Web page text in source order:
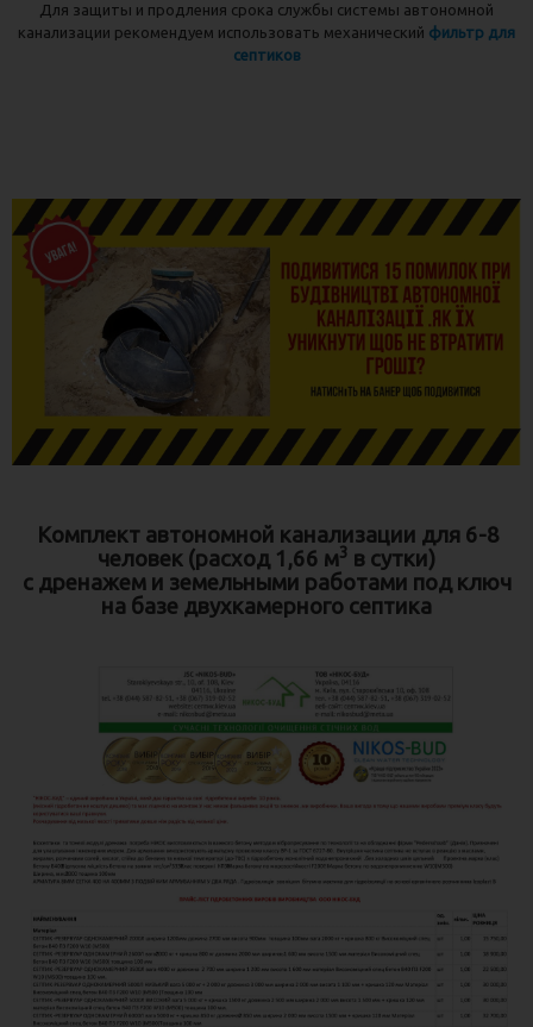
Для защиты и продления срока службы системы автономной
канализации рекомендуем использовать механический фильтр для
септиков
Комплект автономной канализации для 6-8
человек (расход 1,66 м3 в сутки)
с дренажем и земельными работами под ключ
на базе двухкамерного септика